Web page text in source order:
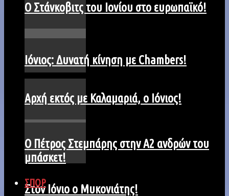
O Στάνκοβιτς του Ιονίου στο ευρωπαϊκό!
Αρχή εκτός με Καλαμαριά, ο Ιόνιος!
Στον Ιόνιο ο Μυκονιάτης!
Ιόνιος: Δυνατή κίνηση με Chambers!
Ο Πέτρος Στεμπάρης στην Α2 ανδρών του
μπάσκετ!
ΣΠΟΡ